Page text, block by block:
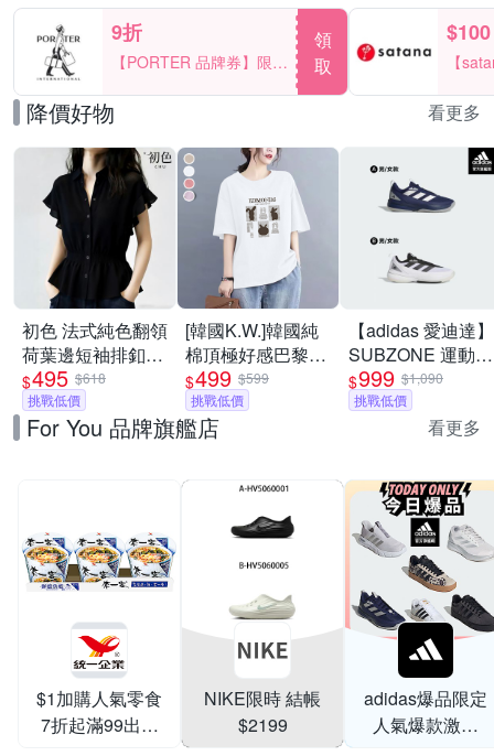
9折
【PORTER 品牌券】限時
2天 滿2000享9折
領
取
$100
【
一件
降價好物 看更多
初色 法式純色翻領
荷葉邊短袖排釦收
腰襯衫上衣-黑
色-50612(M-2XL
可選)
$495 $618
挑戰低價
[韓國K.W.]韓國純
棉頂極好感巴黎設
計華麗上衣(壓褶/
中大尺碼/修身/輕
薄/小香風)
$499 $599
挑戰低價
【adidas 愛迪達】
SUBZONE 運動鞋
高機能籃球鞋 男鞋
(多款任選)
$999 $1,090
挑戰低價
For You 品牌旗艦店 看更多
$1加購人氣零食
7折起滿99出貨
NIKE限時 結帳
$2199
adidas爆品限定
人氣爆款激降